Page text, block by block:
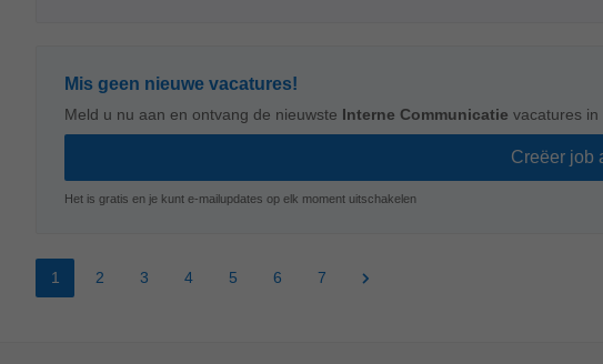
Mis geen nieuwe vacatures!
Meld u nu aan en ontvang de nieuwste Interne Communicatie vacatures in
Het is gratis en je kunt e-mailupdates op elk moment uitschakelen
1 2 3 4 5 6 7